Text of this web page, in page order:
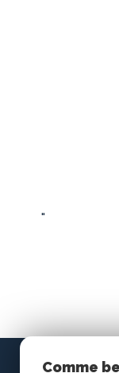
"
Comme